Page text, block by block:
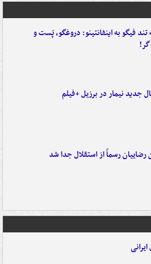
فیگو به اینفانتینو: دروغگو، پَست‌ و
جدید نیمار در برزیل +فیلم
رضاییان رسماً از استقلال جدا شد